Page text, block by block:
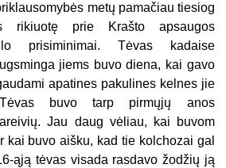
metų pamačiau tiesiog
rikiuotę prie Krašto apsaugos
prisiminimai. Tėvas kadaise
jiems buvo diena, kai gavo
apatines pakulines kelnes jie
buvo tarp pirmųjų anos
Jau daug vėliau, kai buvom
kai buvo aišku, kad tie kolchozai gal
ąją tėvas visada rasdavo žodžių ją